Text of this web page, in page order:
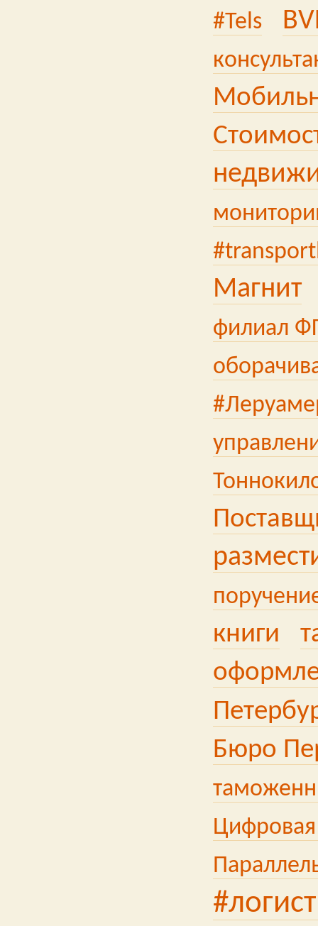
#Tels
Магнит
филиал
книги
Бюро